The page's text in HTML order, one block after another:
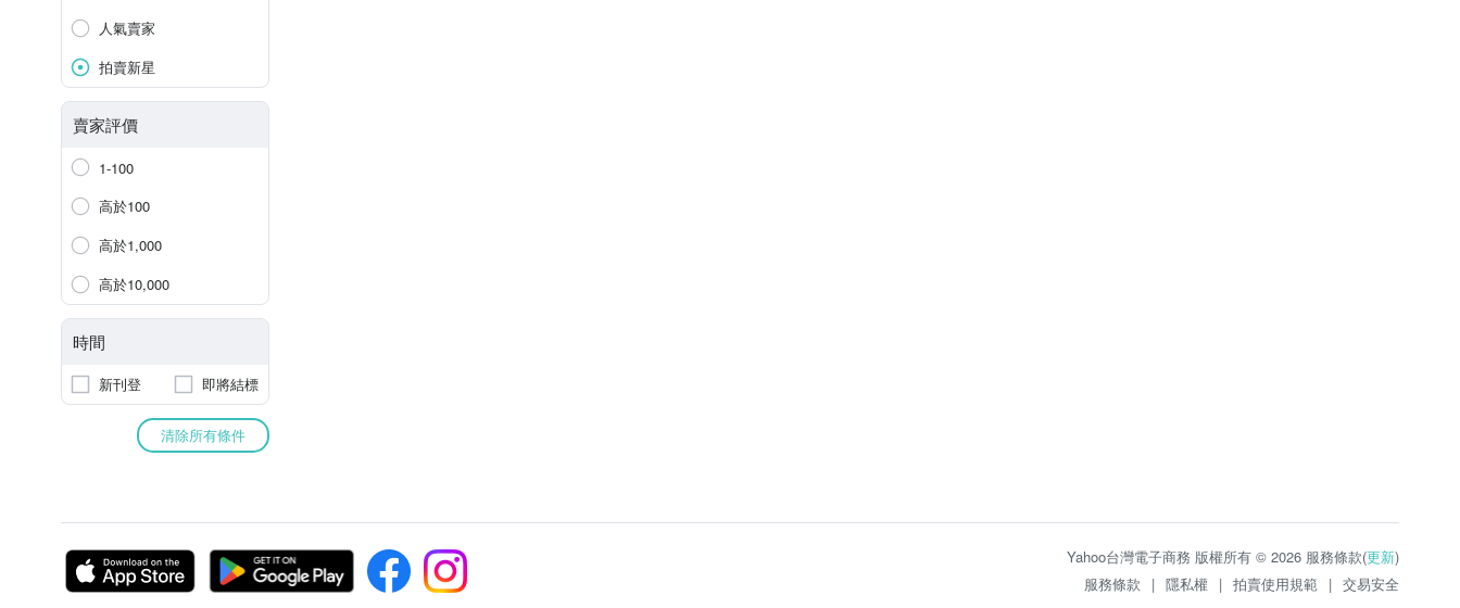
人氣賣家
拍賣新星
賣家評價
1-100
高於100
高於1,000
高於10,000
時間
新刊登 即將結標
清除所有條件
Yahoo台灣電子商務 版權所有 © 2026 服務條款(更新)
服務條款
| 隱私權 | 拍賣使用規範 | 交易安全